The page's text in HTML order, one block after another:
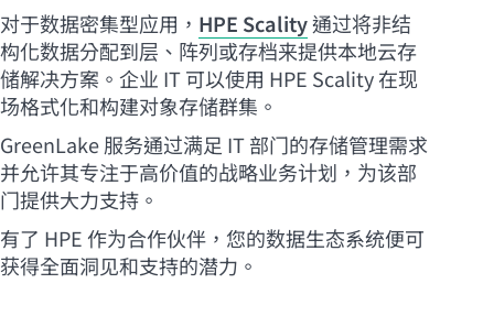
对于数据密集型应用， HPE Scality通过将非结
构化数据分配到层、阵列或存档来提供本地云存
储解决方案。企业 IT 可以使用 HPE Scality 在现
场格式化和构建对象存储群集。
GreenLake 服务通过满足 IT 部门的存储管理需求
并允许其专注于高价值的战略业务计划，为该部
门提供大力支持。
有了 HPE 作为合作伙伴，您的数据生态系统便可
获得全面洞见和支持的潜力。